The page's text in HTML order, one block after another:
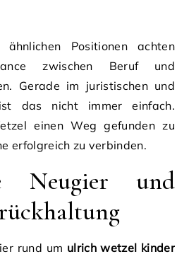
Positionen achten
zwischen Beruf und
Gerade im juristischen und
das nicht immer einfach.
einen Weg gefunden zu
erfolgreich zu verbinden.
Neugier und
rund um ulrich wetzel kinder